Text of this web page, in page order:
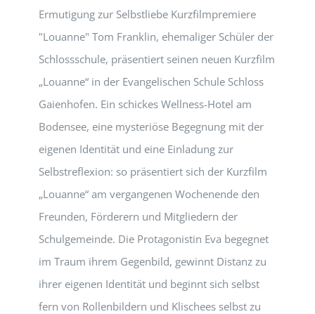
Ermutigung zur Selbstliebe Kurzfilmpremiere
"Louanne" Tom Franklin, ehemaliger Schüler der
Schlossschule, präsentiert seinen neuen Kurzfilm
„Louanne“ in der Evangelischen Schule Schloss
Gaienhofen. Ein schickes Wellness-Hotel am
Bodensee, eine mysteriöse Begegnung mit der
eigenen Identität und eine Einladung zur
Selbstreflexion: so präsentiert sich der Kurzfilm
„Louanne“ am vergangenen Wochenende den
Freunden, Förderern und Mitgliedern der
Schulgemeinde. Die Protagonistin Eva begegnet
im Traum ihrem Gegenbild, gewinnt Distanz zu
ihrer eigenen Identität und beginnt sich selbst
fern von Rollenbildern und Klischees selbst zu